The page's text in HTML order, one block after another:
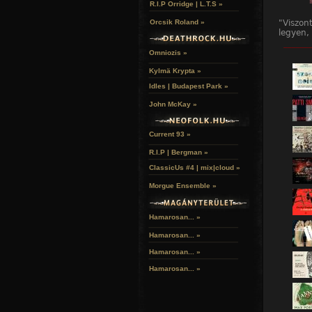
mézét
Öt
mézet
fekete
eltelő
R.I.P Orridge | L.T.S »
Orcsik Roland »
Omniozis »
Kylmä Krypta »
Idles | Budapest Park »
John McKay »
Current 93 »
R.I.P | Bergman »
ClassicUs #4 | mix|cloud »
Morgue Ensemble »
Hamarosan... »
Hamarosan... »
Hamarosan... »
Hamarosan... »